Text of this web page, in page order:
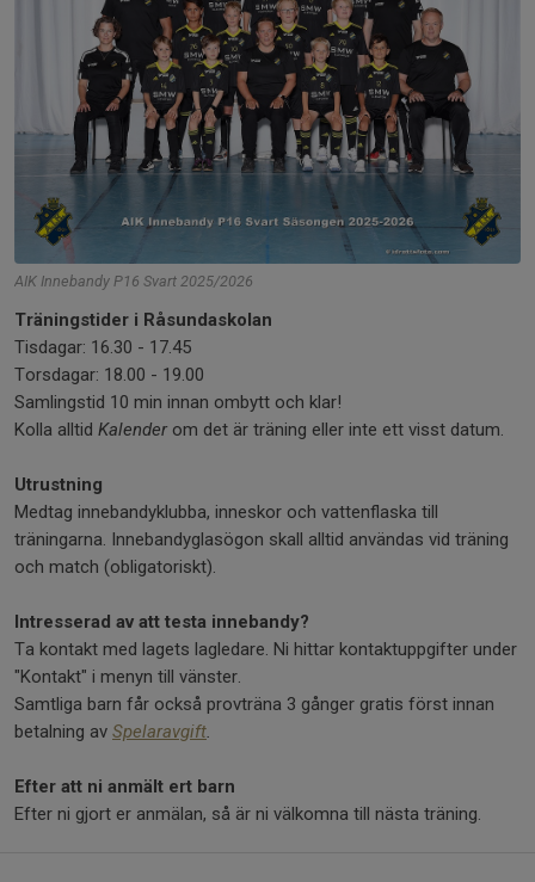
AIK Innebandy P16 Svart 2025/2026
Träningstider i Råsundaskolan
Tisdagar: 16.30 - 17.45
Torsdagar: 18.00 - 19.00
Samlingstid 10 min innan ombytt och klar!
Kolla alltid Kalender om det är träning eller inte ett visst datum.
Utrustning
Medtag innebandyklubba, inneskor och vattenflaska till
träningarna. Innebandyglasögon skall alltid användas vid träning
och match (obligatoriskt).
Intresserad av att testa innebandy?
Ta kontakt med lagets lagledare. Ni hittar kontaktuppgifter under
"Kontakt" i menyn till vänster.
Samtliga barn får också provträna 3 gånger gratis först innan
betalning av Spelaravgift.
Efter att ni anmält ert barn
Efter ni gjort er anmälan, så är ni välkomna till nästa träning.